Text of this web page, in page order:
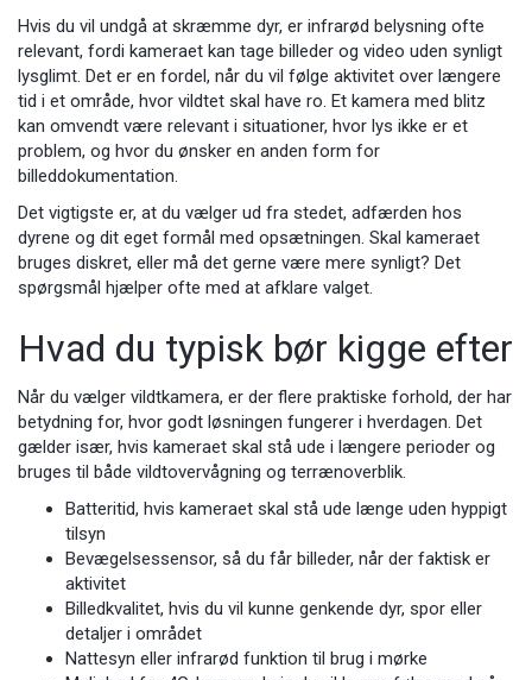
Hvis du vil undgå at skræmme dyr, er infrarød belysning ofte
relevant, fordi kameraet kan tage billeder og video uden synligt
lysglimt. Det er en fordel, når du vil følge aktivitet over længere
tid i et område, hvor vildtet skal have ro. Et kamera med blitz
kan omvendt være relevant i situationer, hvor lys ikke er et
problem, og hvor du ønsker en anden form for
billeddokumentation.
Det vigtigste er, at du vælger ud fra stedet, adfærden hos
dyrene og dit eget formål med opsætningen. Skal kameraet
bruges diskret, eller må det gerne være mere synligt? Det
spørgsmål hjælper ofte med at afklare valget.
Hvad du typisk bør kigge efter
Når du vælger vildtkamera, er der flere praktiske forhold, der har
betydning for, hvor godt løsningen fungerer i hverdagen. Det
gælder især, hvis kameraet skal stå ude i længere perioder og
bruges til både vildtovervågning og terrænoverblik.
Batteritid, hvis kameraet skal stå ude længe uden hyppigt
tilsyn
Bevægelsessensor, så du får billeder, når der faktisk er
aktivitet
Billedkvalitet, hvis du vil kunne genkende dyr, spor eller
detaljer i området
Nattesyn eller infrarød funktion til brug i mørke